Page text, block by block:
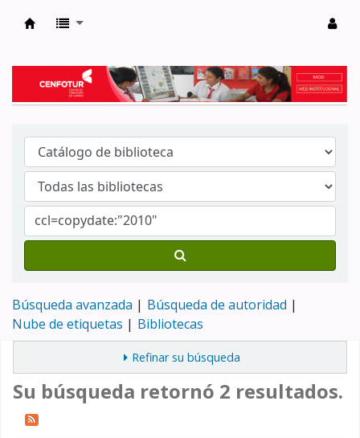
Búsqueda avanzada
Búsqueda de autoridad
Nube de etiquetas
Bibliotecas
Refinar su búsqueda
Su búsqueda retornó 2 resultados.